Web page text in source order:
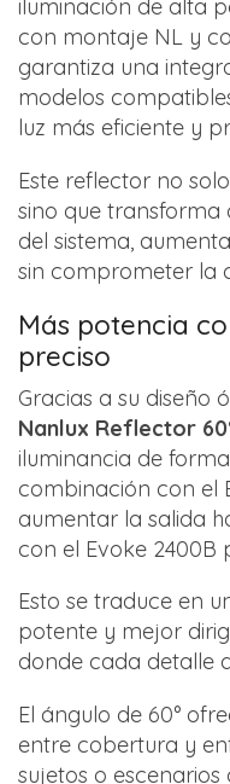
iluminación de alta
con montaje NL y
garantiza una
modelos
luz más eficiente y
Este reflector no
sino que
del sistema,
sin comprometer la
Más potencia
preciso
Gracias a su diseño
Nanlux Reflector
iluminancia de
combinación con el
aumentar la salida
con el Evoke 2400B
Esto se traduce en
potente y mejor
donde cada detalle
El ángulo de 60°
entre cobertura y
sujetos o